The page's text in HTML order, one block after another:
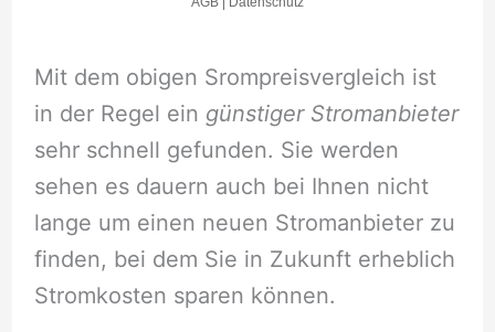
Mit dem obigen Srompreisvergleich ist
in der Regel ein günstiger Stromanbieter
sehr schnell gefunden. Sie werden
sehen es dauern auch bei Ihnen nicht
lange um einen neuen Stromanbieter zu
finden, bei dem Sie in Zukunft erheblich
Stromkosten sparen können.